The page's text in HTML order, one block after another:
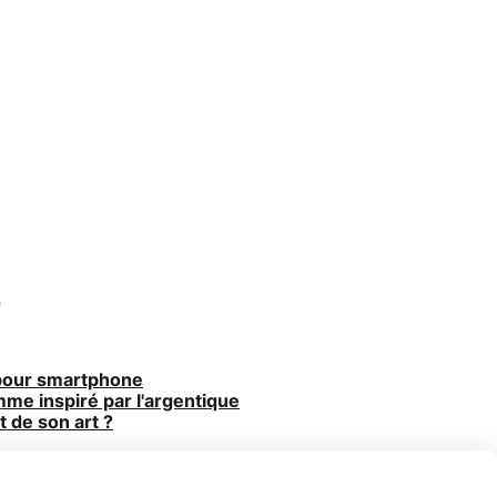
smartphone
inspiré par l'argentique
de son art ?